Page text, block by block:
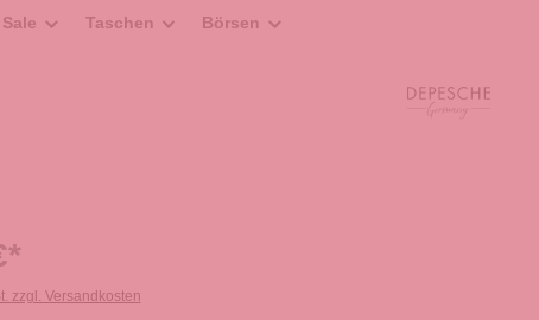
Sale Taschen Börsen
zzgl. Versandkosten